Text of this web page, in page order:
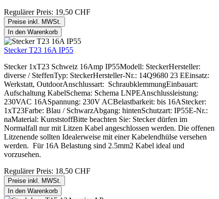
Regulärer Preis: 19,50 CHF
Preise inkl. MWSt.
In den Warenkorb
Stecker T23 16A IP55
Stecker 1xT23 Schweiz 16Amp IP55Modell: SteckerHersteller:
diverse / SteffenTyp: SteckerHersteller-Nr.: 14Q9680 23 EEinsatz:
Werkstatt, OutdoorAnschlussart: SchraubklemmungEinbauart:
Aufschaltung KabelSchema: Schema LNPEAnschlussleistung:
230VAC 16ASpannung: 230V ACBelastbarkeit: bis 16AStecker:
1xT23Farbe: Blau / SchwarzAbgang: hintenSchutzart: IP55E-Nr.:
naMaterial: KunststoffBitte beachten Sie: Stecker dürfen im
Normalfall nur mit Litzen Kabel angeschlossen werden. Die offenen
Litzenende sollten Idealerweise mit einer Kabelendhülse versehen
werden. Für 16A Belastung sind 2.5mm2 Kabel ideal und
vorzusehen.
Regulärer Preis: 18,50 CHF
Preise inkl. MWSt.
In den Warenkorb